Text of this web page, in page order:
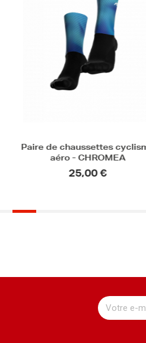
Paire de chaussettes
aéro - ZEPHIR
25,00 €